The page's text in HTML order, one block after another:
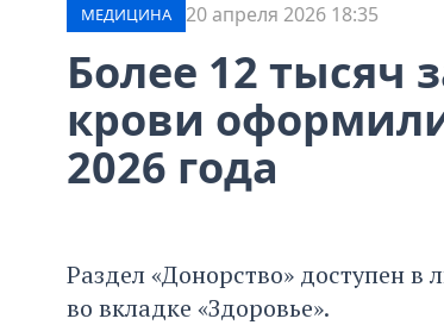
МЕДИЦИНА 20 апреля 2026 18:35
Более 12 тысяч
крови
2026 года
Раздел «Донорство» доступен в
во вкладке «Здоровье».